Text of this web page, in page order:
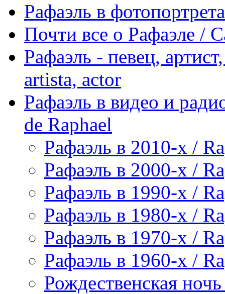
Рафаэль в
Почти все о Рафаэле /
Рафаэль - певец,
artista, actor
Рафаэль в видео и
de Raphael
Рафаэль в 2010-х /
Рафаэль в 2000-х /
Рафаэль в 1990-х /
Рафаэль в 1980-х /
Рафаэль в 1970-х /
Рафаэль в 1960-х /
Рождественская